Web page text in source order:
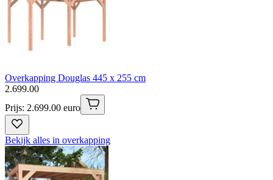
Overkapping Douglas 445 x 255 cm
2.699.00
Prijs: 2.699.00 euro
Bekijk alles in overkapping